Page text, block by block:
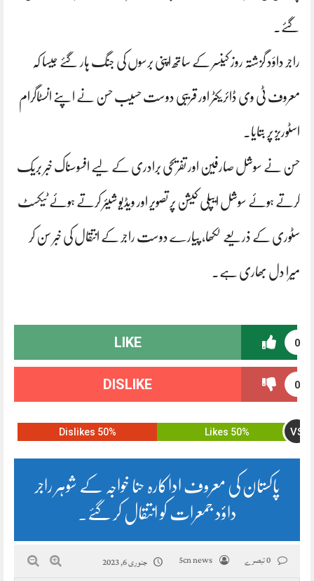
گئے۔
راجر داؤد گزشتہ روز کینسر کے ساتھ اپنی برسوں کی جنگ ہار گئے جیسا کہ
معروف ٹی وی ڈائریکٹر اور قریبی دوست حسیب حسن نے اپنے انسٹاگرام
اسٹوریز پر بتایا۔
حسن نے سوشل صارفین اور تفریحی برادری کے لیے افسوسناک خبر بریک
کرتے ہوئے سوشل ایپلی کیشن پر تصویر اور ویڈیو شیئر کرتے ہوئے ٹیکسٹ
سٹوری کے ذریعے لکھا، پیارے دوست راجر کے انتقال کی خبر سن کر
میرا دل بھاری ہے۔
0
LIKE
0
DISLIKE
50% Likes VS
50% Dislikes
پاکستان کی معروف اداکارہ حنا خواجہ کے شوہر راجر
داؤد جمعرات کو انتقال کر گئے۔
5cn news جنوری 6, 2023